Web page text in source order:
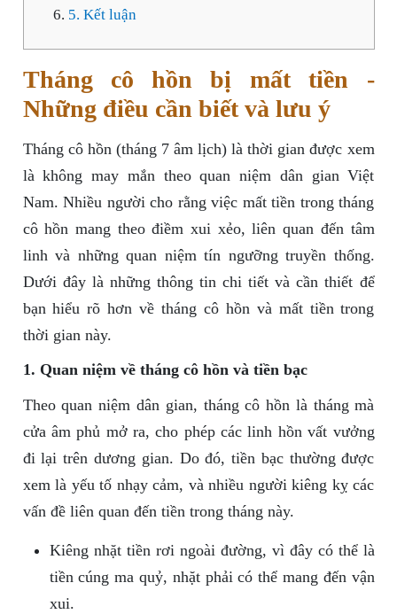
5. Kết luận
Tháng cô hồn bị mất tiền -
Những điều cần biết và lưu ý
Tháng cô hồn (tháng 7 âm lịch) là thời gian được xem
là không may mắn theo quan niệm dân gian Việt
Nam. Nhiều người cho rằng việc mất tiền trong tháng
cô hồn mang theo điềm xui xẻo, liên quan đến tâm
linh và những quan niệm tín ngưỡng truyền thống.
Dưới đây là những thông tin chi tiết và cần thiết để
bạn hiểu rõ hơn về tháng cô hồn và mất tiền trong
thời gian này.
1. Quan niệm về tháng cô hồn và tiền bạc
Theo quan niệm dân gian, tháng cô hồn là tháng mà
cửa âm phủ mở ra, cho phép các linh hồn vất vưởng
đi lại trên dương gian. Do đó, tiền bạc thường được
xem là yếu tố nhạy cảm, và nhiều người kiêng kỵ các
vấn đề liên quan đến tiền trong tháng này.
Kiêng nhặt tiền rơi ngoài đường, vì đây có thể là
tiền cúng ma quỷ, nhặt phải có thể mang đến vận
xui.